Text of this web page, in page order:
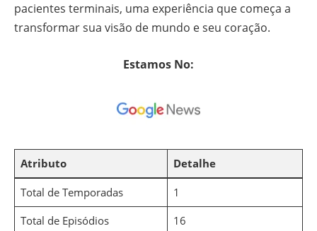
pacientes terminais, uma experiência que começa a
transformar sua visão de mundo e seu coração.
Estamos No:
Atributo Detalhe
Total de Temporadas
1
Total de Episódios
16